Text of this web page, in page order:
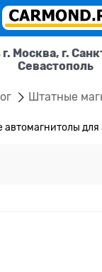
Москва, г.
Севастополь
Штатные